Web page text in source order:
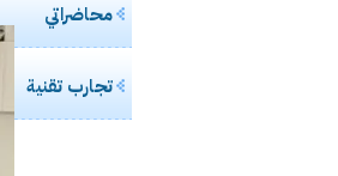
محاضراتي
تجارب تقنية